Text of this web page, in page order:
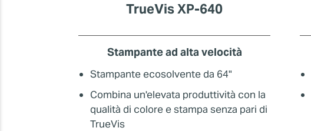
TrueVis XP-640
Stampante ad alta velocità
Stampante ecosolvente da 64"
Combina un'elevata produttività con la
qualità di colore e stampa senza pari di
TrueVis